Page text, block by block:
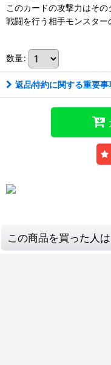
このカードの攻撃力はその
戦闘を行う相手モンスター
数量:
返品特約に関する重要事
この商品を買った人